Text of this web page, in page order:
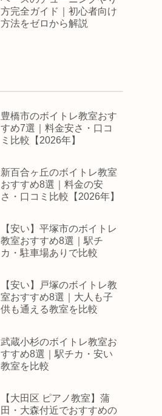
方完全ガイド｜初心者向け
方法をゼロから解説
豊橋市のボイトレ教室おす
すめ7選｜料金安さ・口コ
ミ比較【2026年】
新百合ヶ丘のボイトレ教室
おすすめ8選｜料金の安
さ・口コミ比較【2026年】
【安い】平塚市のボイトレ
教室おすすめ8選｜駅チ
カ・駐車場ありで比較
【安い】戸塚のボイトレ教
室おすすめ8選｜大人も子
供も通える教室を比較
武蔵小杉のボイトレ教室お
すすめ8選｜駅チカ・安い
教室を比較
【大田区 ピアノ教室】蒲
田・大森付近でおすすめの